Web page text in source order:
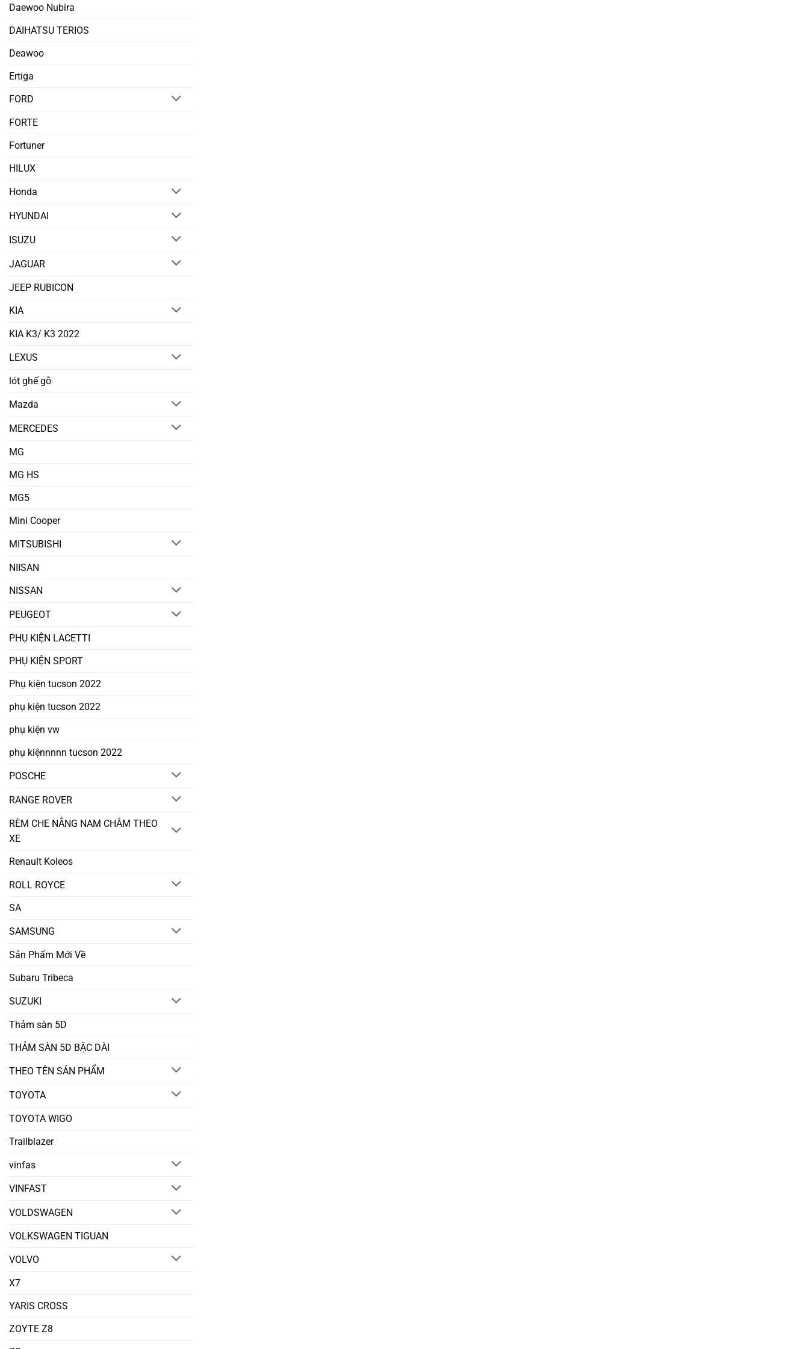
Daewoo Nubira
DAIHATSU TERIOS
Deawoo
Ertiga
FORD
FORTE
Fortuner
HILUX
Honda
HYUNDAI
ISUZU
JAGUAR
JEEP RUBICON
KIA
KIA K3/ K3 2022
LEXUS
lót ghế gỗ
Mazda
MERCEDES
MG
MG HS
MG5
Mini Cooper
MITSUBISHI
NIISAN
NISSAN
PEUGEOT
PHỤ KIỆN LACETTI
PHỤ KIỆN SPORT
Phụ kiện tucson 2022
phụ kiện tucson 2022
phụ kiện vw
phụ kiệnnnnn tucson 2022
POSCHE
RANGE ROVER
RÈM CHE NẮNG NAM CHÂM THEO
XE
Renault Koleos
ROLL ROYCE
SA
SAMSUNG
Sản Phẩm Mới Về
Subaru Tribeca
SUZUKI
Thảm sàn 5D
THẢM SÀN 5D BẬC DÀI
THEO TÊN SẢN PHẨM
TOYOTA
TOYOTA WIGO
Trailblazer
vinfas
VINFAST
VOLDSWAGEN
VOLKSWAGEN TIGUAN
VOLVO
X7
YARIS CROSS
ZOYTE Z8